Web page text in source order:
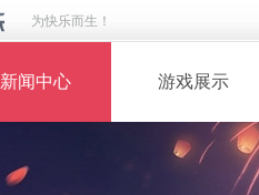
为快乐而生！
新闻中心 游戏展示
· 维护公告
· 桃花美人